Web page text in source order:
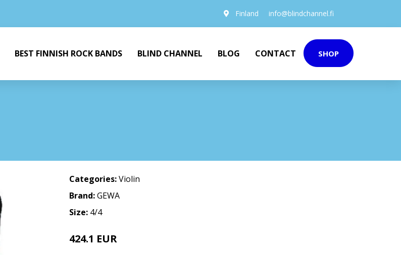
Finland info@blindchannel.fi
BEST FINNISH ROCK BANDS BLIND CHANNEL BLOG CONTACT SHOP
Categories:Violin
Brand:GEWA
Size: 4/4
424.1 EUR